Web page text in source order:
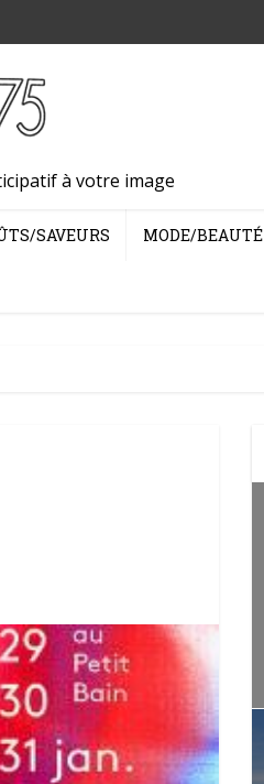
à votre image
SAVEURS MODE/BEAUTÉ